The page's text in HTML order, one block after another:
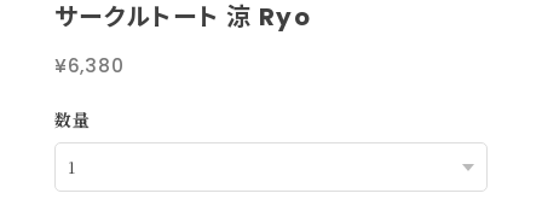
サークルトート 涼 Ryo
¥6,380
数量